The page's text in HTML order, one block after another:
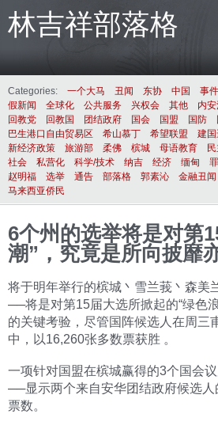
林吉祥部落格
Categories: 一个大马 丑闻 东协 中国 事件
假新闻
全球化 公共服务 兴权会 其他 内
回教党
回教国 团结政府 国会 国盟 国防
巴生港口自由贸易区
希山慕丁 希望联盟 建国
新经济政策
旅游部 柔佛 槟城 母语教育
社会
私营化 科学/技术 纳吉 经济 缅甸
赵明福
选举 通告 部落格 郭素沁 金融丑闻
马来西亚侨民
6个州的选举将是对第
潮”，究竟是所向披靡
将于明年举行的槟城丶雪兰莪丶森美
──将是对第15届大选所掀起的“绿色
的关键考验，尽管国阵候选人在周三
中，以16,260张多数票获胜 。
一项针对国盟在槟城赢得的3个国会
──显示两个来自安华团结政府候选
票数。